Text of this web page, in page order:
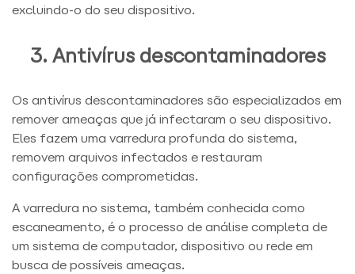
excluindo-o do seu dispositivo.
3. Antivírus descontaminadores
Os antivírus descontaminadores são especializados em
remover ameaças que já infectaram o seu dispositivo.
Eles fazem uma varredura profunda do sistema,
removem arquivos infectados e restauram
configurações comprometidas.
A varredura no sistema, também conhecida como
escaneamento, é o processo de análise completa de
um sistema de computador, dispositivo ou rede em
busca de possíveis ameaças.